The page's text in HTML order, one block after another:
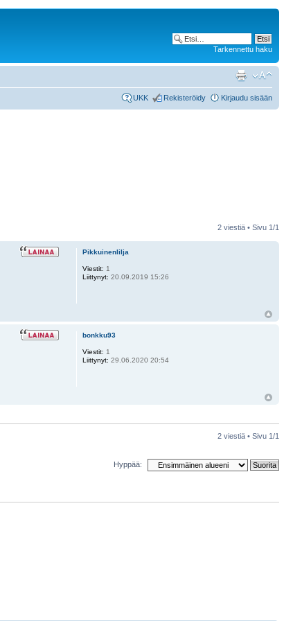
Tarkennettu haku
UKK Rekisteröidy Kirjaudu sisään
2 viestiä • Sivu 1/1
Pikkuinenlilja
Viestit: 1
Liittynyt: 20.09.2019 15:26
bonkku93
Viestit: 1
Liittynyt: 29.06.2020 20:54
2 viestiä • Sivu 1/1
Hyppää: